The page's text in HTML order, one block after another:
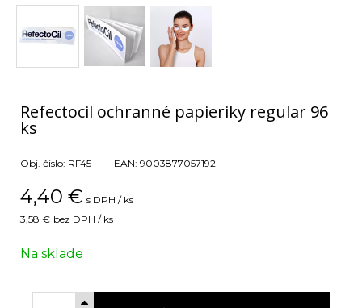
Refectocil ochranné papieriky regular 96
ks
Obj. čislo: RF45 EAN: 9003877057192
4,40 € s DPH / ks
3,58 € bez DPH / ks
Na sklade